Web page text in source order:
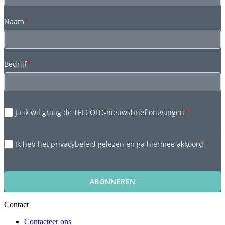
Naam*
Bedrijf*
Ja ik wil graag de TEFCOLD-nieuwsbrief ontvangen*
Ik heb het privacybeleid gelezen en ga hiermee akkoord.*
ABONNEREN
Contact
Contacteer ons